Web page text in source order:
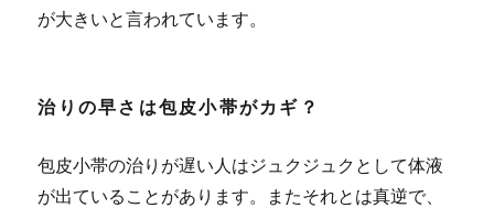
が大きいと言われています。
治りの早さは包皮小帯がカギ？
包皮小帯の治りが遅い人はジュクジュクとして体液
が出ていることがあります。またそれとは真逆で、